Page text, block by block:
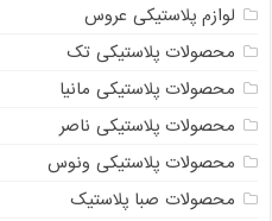
لوازم پلاستیکی عروس
محصولات پلاستیکی تک
محصولات پلاستیکی مانیا
محصولات پلاستیکی ناصر
محصولات پلاستیکی ونوس
محصولات صبا پلاستیک